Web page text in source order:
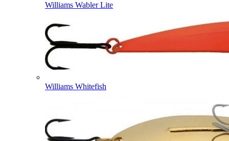
Williams Wabler Lite
Williams Whitefish